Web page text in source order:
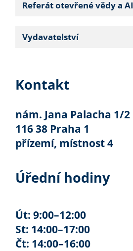
Referát otevřené vědy a AI
Vydavatelství
Kontakt
nám. Jana Palacha 1/2
116 38 Praha 1
přízemí, místnost 4
Úřední hodiny
Út: 9:00–12:00
St: 14:00–17:00
Čt: 14:00–16:00